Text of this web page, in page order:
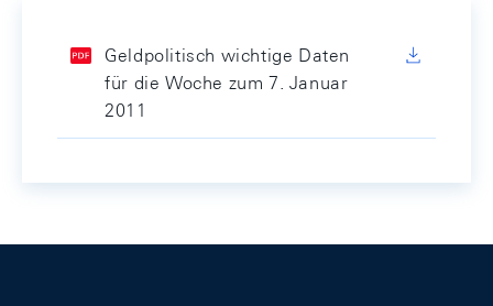
Geldpolitisch wichtige Daten
für die Woche zum 7. Januar
2011